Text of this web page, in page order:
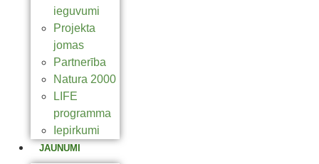
ieguvumi
Projekta
jomas
Partnerība
Natura 2000
LIFE
programma
Iepirkumi
JAUNUMI